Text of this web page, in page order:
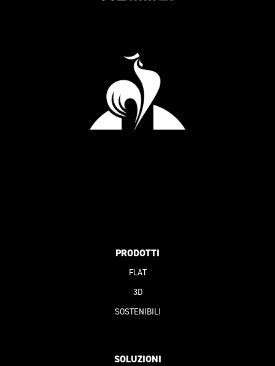
PRODOTTI
FLAT
3D
SOSTENIBILI
SOLUZIONI